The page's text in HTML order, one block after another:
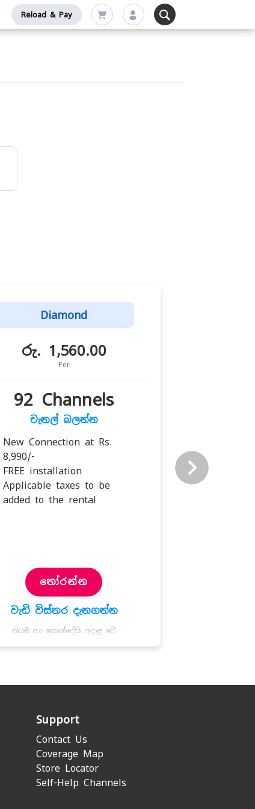
Reload & Pay
Diamond
රු. 1,560.00
Per
92 Channels
චැනල් බලන්න
New Connection at Rs.
8,990/-
FREE installation
Applicable taxes to be
added to the rental
තෝරන්න
වැඩි විස්තර දැනගන්න
නියම හා කොන්දේසි අදාළ වේ
Support
Contact Us
Coverage Map
Store Locator
Self-Help Channels